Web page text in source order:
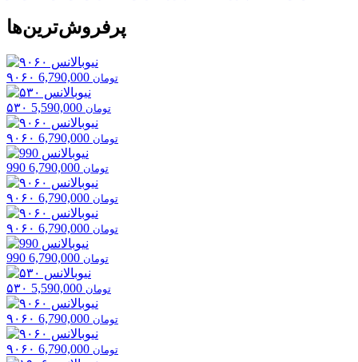
پرفروش‌ترین‌ها
۹۰۶۰ 6,790,000 تومان
۵۳۰ 5,590,000 تومان
۹۰۶۰ 6,790,000 تومان
990 6,790,000 تومان
۹۰۶۰ 6,790,000 تومان
۹۰۶۰ 6,790,000 تومان
990 6,790,000 تومان
۵۳۰ 5,590,000 تومان
۹۰۶۰ 6,790,000 تومان
۹۰۶۰ 6,790,000 تومان